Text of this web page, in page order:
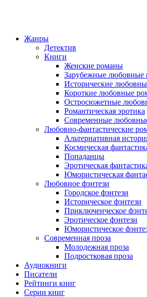
Жанры
Детектив
Книги
Женские романы
Зарубежные любовные
Исторические
Короткие любовные
Остросюжетные
Романтическая эротика
Современные
Любовно-фантастические
Альтернативная
Космическая
Попаданцы
Эротическая
Юмористическая
Любовное фэнтези
Городское фэнтези
Историческое фэнтези
Приключенческое
Эротическое фэнтези
Юмористическое
Современная проза
Молодежная проза
Подростковая проза
Аудиокниги
Писатели
Рейтинги книг
Серии книг